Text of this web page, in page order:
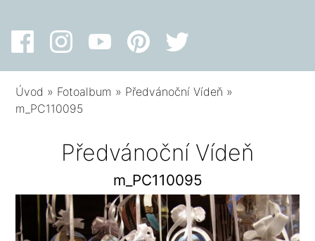
Úvod » Fotoalbum » Předvánoční Vídeň »
m_PC110095
Předvánoční Vídeň
m_PC110095